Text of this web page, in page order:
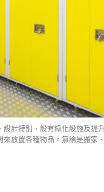
計特別、設有綠化設施及提
放置各種物品。無論是搬家